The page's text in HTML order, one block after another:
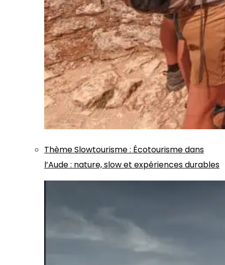
ThèmeSlowtourisme: Écotourisme dans
l’Aude : nature, slow et expériences durables